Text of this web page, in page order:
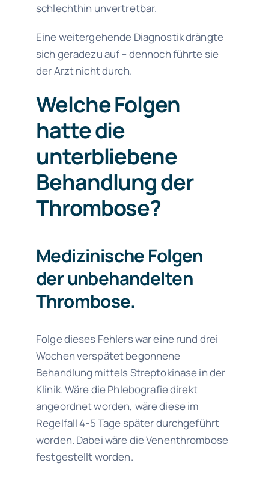
schlechthin unvertretbar.
Eine weitergehende Diagnostik drängte
sich geradezu auf – dennoch führte sie
der Arzt nicht durch.
Welche Folgen
hatte die
unterbliebene
Behandlung der
Thrombose?
Medizinische Folgen
der unbehandelten
Thrombose.
Folge dieses Fehlers war eine rund drei
Wochen verspätet begonnene
Behandlung mittels Streptokinase in der
Klinik. Wäre die Phlebografie direkt
angeordnet worden, wäre diese im
Regelfall 4-5 Tage später durchgeführt
worden. Dabei wäre die Venenthrombose
festgestellt worden.